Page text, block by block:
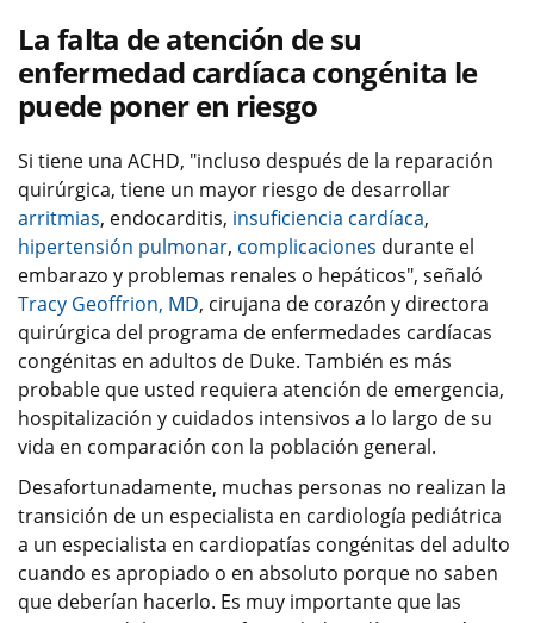
La falta de atención de su
enfermedad cardíaca congénita le
puede poner en riesgo
Si tiene una ACHD, "incluso después de la reparación
quirúrgica, tiene un mayor riesgo de desarrollar
arritmias, endocarditis, insuficiencia cardíaca,
hipertensión pulmonar, complicaciones durante el
embarazo y problemas renales o hepáticos", señaló
Tracy Geoffrion, MD, cirujana de corazón y directora
quirúrgica del programa de enfermedades cardíacas
congénitas en adultos de Duke. También es más
probable que usted requiera atención de emergencia,
hospitalización y cuidados intensivos a lo largo de su
vida en comparación con la población general.
Desafortunadamente, muchas personas no realizan la
transición de un especialista en cardiología pediátrica
a un especialista en cardiopatías congénitas del adulto
cuando es apropiado o en absoluto porque no saben
que deberían hacerlo. Es muy importante que las